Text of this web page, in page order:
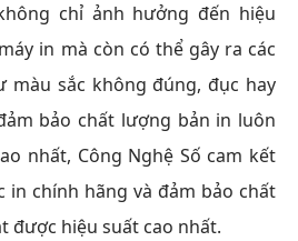
chỉ ảnh hưởng đến hiệu
in mà còn có thể gây ra các
màu sắc không đúng, đục hay
bảo chất lượng bản in luôn
nhất, Công Nghệ Số cam kết
in chính hãng và đảm bảo chất
được hiệu suất cao nhất.